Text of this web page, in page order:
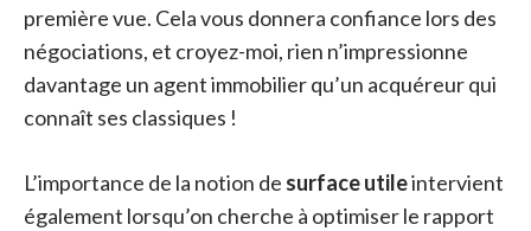
première vue. Cela vous donnera confiance lors des
négociations, et croyez-moi, rien n’impressionne
davantage un agent immobilier qu’un acquéreur qui
connaît ses classiques !
L’importance de la notion de surface utileintervient
également lorsqu’on cherche à optimiser le rapport